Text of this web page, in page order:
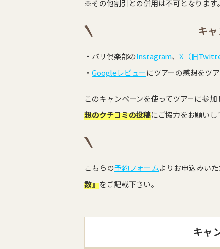
※その他割引との併用は不可となります
キ
・バリ倶楽部のInstagram、 X（旧
・ Googleレビューにツアーの感想をツ
このキャンペーンを使ってツアーに参
想のクチコミの投稿にご協力をお願い
こちらの予約フォームよりお申込みい
数』をご記載下さい。
キャ